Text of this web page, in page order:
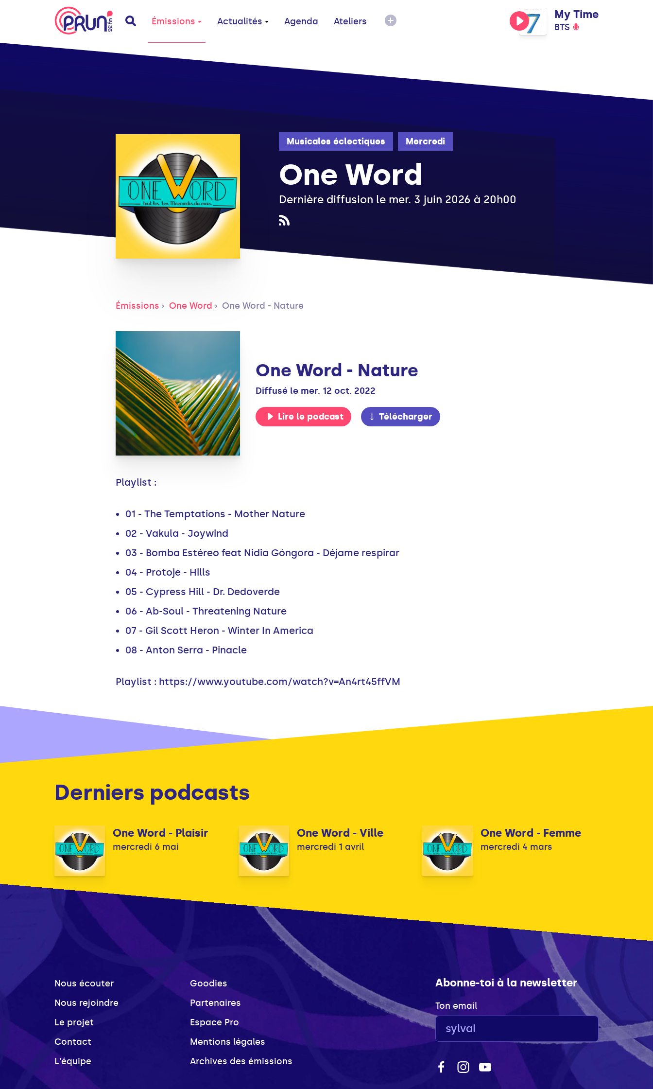
Émissions Actualités Agenda Ateliers
My Time
BTS
Musicales éclectiques Mercredi
One Word
Dernière diffusion le mer. 3 juin 2026 à 20h00
Émissions One Word One Word - Nature
One Word - Nature
Diffusé le mer. 12 oct. 2022
Lire le podcast Télécharger
Playlist :
01 - The Temptations - Mother Nature
02 - Vakula - Joywind
03 - Bomba Estéreo feat Nidia Góngora - Déjame respirar
04 - Protoje - Hills
05 - Cypress Hill - Dr. Dedoverde
06 - Ab-Soul - Threatening Nature
07 - Gil Scott Heron - Winter In America
08 - Anton Serra - Pinacle
Playlist : https://www.youtube.com/watch?v=An4rt45ffVM
Derniers podcasts
One Word - Plaisir
mercredi 6 mai
One Word - Ville
mercredi 1 avril
One Word - Femme
mercredi 4 mars
Nous écouter
Nous rejoindre
Le projet
Contact
L'équipe
Goodies
Partenaires
Espace Pro
Mentions légales
Archives des émissions
Abonne-toi à la newsletter
Ton email